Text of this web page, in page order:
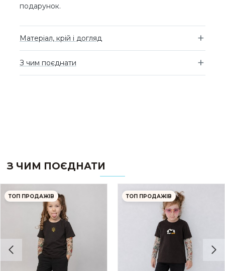
подарунок.
Матеріал, крій і догляд
З чим поєднати
З ЧИМ ПОЄДНАТИ
ТОП ПРОДАЖІВ ТОП ПРОДАЖІВ